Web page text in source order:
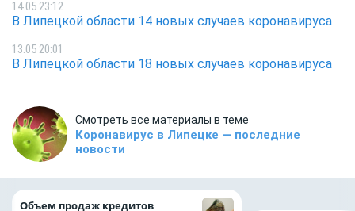
14.05 23:12
В Липецкой области 14 новых случаев коронавируса
13.05 20:01
В Липецкой области 18 новых случаев коронавируса
Смотреть все материалы в теме
Коронавирус в Липецке — последние
новости
Объем продаж кредитов